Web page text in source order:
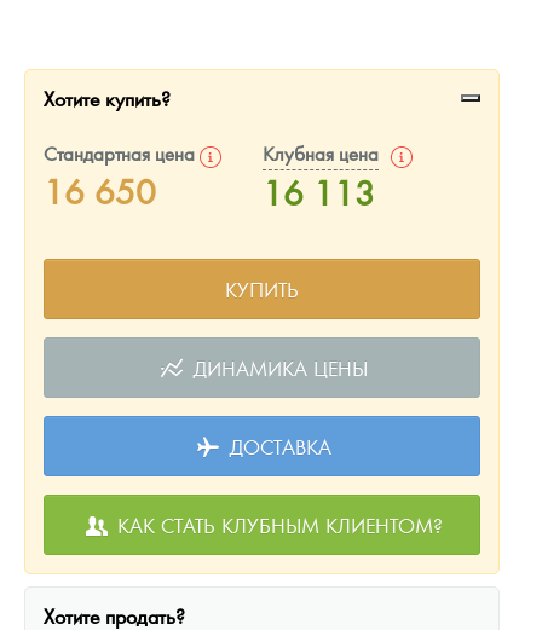
Наборы подарочных и коллекционных монет
Монеты и жетоны из недрагоценных металлов
Хотите купить?
Стандартная цена
16 650
Клубная цена
16 113
КУПИТЬ
ДИНАМИКА ЦЕНЫ
ДОСТАВКА
КАК СТАТЬ КЛУБНЫМ КЛИЕНТОМ?
Хотите продать?